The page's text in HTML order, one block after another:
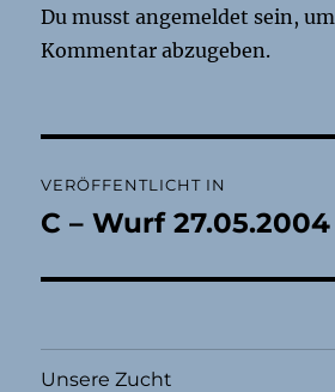
Du musstangemeldet sein,
Kommentar abzugeben.
VERÖFFENTLICHT IN
C – Wurf 27.05.2004
Unsere Zucht